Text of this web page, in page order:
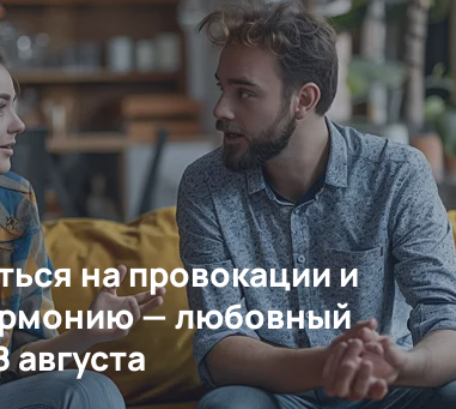
на провокации и
— любовный
августа